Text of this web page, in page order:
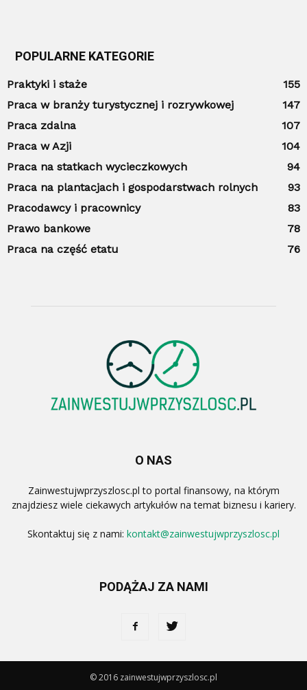
POPULARNE KATEGORIE
Praktyki i staże
155
Praca w branży turystycznej i rozrywkowej
147
Praca zdalna
107
Praca w Azji
104
Praca na statkach wycieczkowych
94
Praca na plantacjach i gospodarstwach rolnych
93
Pracodawcy i pracownicy
83
Prawo bankowe
78
Praca na część etatu
76
O NAS
Zainwestujwprzyszlosc.pl to portal finansowy, na którym
znajdziesz wiele ciekawych artykułów na temat biznesu i kariery.
Skontaktuj się z nami: kontakt@zainwestujwprzyszlosc.pl
PODĄŻAJ ZA NAMI
© 2016 zainwestujwprzyszlosc.pl